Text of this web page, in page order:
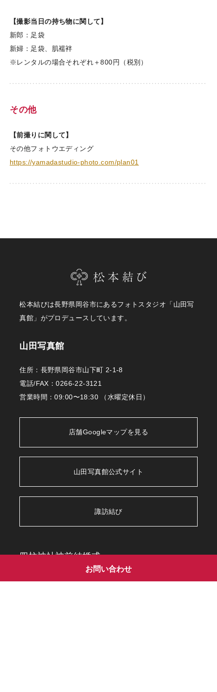
松本城で撮影します。撮影当日雨だった場合、室内で撮影可能
松本城までの移動時間：約40分
所要時間：約50分
当日のお持ち物
新郎様
新婦様
【撮影当日の持ち物に関して】
新郎：足袋
新婦：足袋、肌襦袢
※レンタルの場合それぞれ＋800円（税別）
その他
【前撮りに関して】
その他フォトウエディング
https://yamadastudio-photo.com/plan01
松本結びは長野県岡谷市にあるフォトスタジオ「山田写
真館」がプロデュースしています。
山田写真館
住所：長野県岡谷市山下町 2-1-8
電話/FAX：0266-22-3121
営業時間：09:00〜18:30 （水曜定休日）
店舗Googleマップを見る
山田写真館公式サイト
諏訪結び
四柱神社神前結婚式
松本城フォトウェディング
お問い合わせ